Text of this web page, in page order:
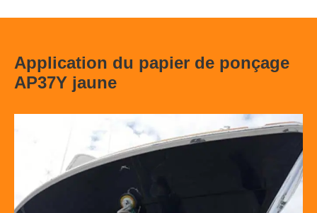
Application du papier de ponçage
AP37Y jaune